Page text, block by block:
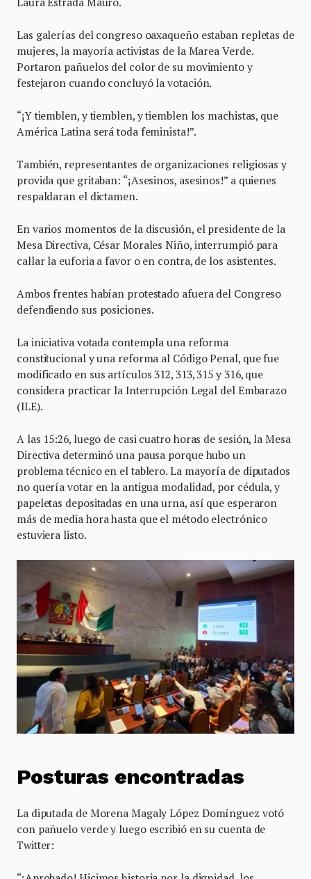
Las galerías del congreso oaxaqueño estaban repletas de
mujeres, la mayoría activistas de la Marea Verde.
Portaron pañuelos del color de su movimiento y
festejaron cuando concluyó la votación.
“¡Y tiemblen, y tiemblen, y tiemblen los machistas, que
América Latina será toda feminista!”.
También, representantes de organizaciones religiosas y
provida que gritaban: “¡Asesinos, asesinos!” a quienes
respaldaran el dictamen.
En varios momentos de la discusión, el presidente de la
Mesa Directiva, César Morales Niño, interrumpió para
callar la euforia a favor o en contra, de los asistentes.
Ambos frentes habían protestado afuera del Congreso
defendiendo sus posiciones.
La iniciativa votada contempla una reforma
constitucional y una reforma al Código Penal, que fue
modificado en sus artículos 312, 313, 315 y 316, que
considera practicar la Interrupción Legal del Embarazo
(ILE).
A las 15:26, luego de casi cuatro horas de sesión, la Mesa
Directiva determinó una pausa porque hubo un
problema técnico en el tablero. La mayoría de diputados
no quería votar en la antigua modalidad, por cédula, y
papeletas depositadas en una urna, así que esperaron
más de media hora hasta que el método electrónico
estuviera listo.
Posturas encontradas
La diputada de Morena Magaly López Domínguez votó
con pañuelo verde y luego escribió en su cuenta de
Twitter: